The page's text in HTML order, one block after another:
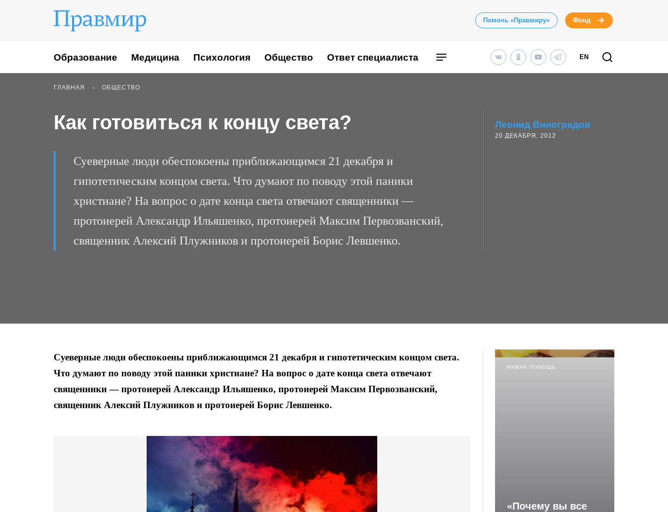
Помочь «Правмиру» Фонд
Образование Медицина Психология Общество Ответ специалиста EN
ГЛАВНАЯ ОБЩЕСТВО
Как готовиться к концу света?
Суеверные люди обеспокоены приближающимся 21 декабря и
гипотетическим концом света. Что думают по поводу этой паники
христиане? На вопрос о дате конца света отвечают священники —
протоиерей Александр Ильяшенко, протоиерей Максим Первозванский,
священник Алексий Плужников и протоиерей Борис Левшенко.
Леонид Виноградов
20 ДЕКАБРЯ, 2012
Суеверные люди обеспокоены приближающимся 21 декабря и гипотетическим концом света.
Что думают по поводу этой паники христиане? На вопрос о дате конца света отвечают
священники — протоиерей Александр Ильяшенко, протоиерей Максим Первозванский,
священник Алексий Плужников и протоиерей Борис Левшенко.
НУЖНА ПОМОЩЬ
«Почему вы все